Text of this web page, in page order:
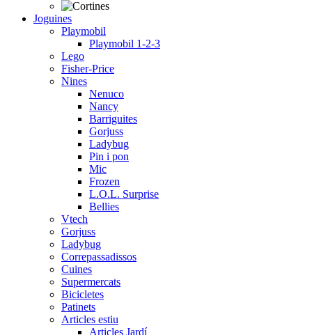
Joguines
Playmobil
Playmobil 1-2-3
Lego
Fisher-Price
Nines
Nenuco
Nancy
Barriguites
Gorjuss
Ladybug
Pin i pon
Mic
Frozen
L.O.L. Surprise
Bellies
Vtech
Gorjuss
Ladybug
Correpassadissos
Cuines
Supermercats
Bicicletes
Patinets
Articles estiu
Articles Jardí